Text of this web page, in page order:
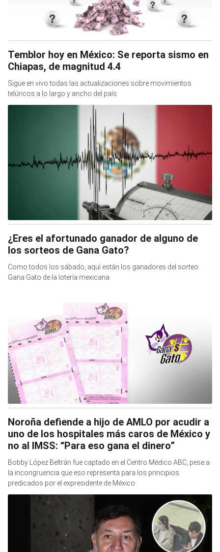
Temblor hoy en México: Se reporta sismo en
Chiapas, de magnitud 4.4
Sigue en vivo todas las actualizaciones sobre movimientos
telúricos a lo largo y ancho del país
¿Eres el afortunado ganador de alguno de
los sorteos de Gana Gato?
Como todos los sábado, aquí están los ganadores del sorteo
Gana Gato de la lotería mexicana
Noroña defiende a hijo de AMLO por acudir a
uno de los hospitales más caros de México y
no al IMSS: “Para eso gana el dinero”
Bobby López Beltrán fue captado en el Centro Médico ABC, pese a
la incongruencia que eso representa para los principios
predicados por el expresidente de México